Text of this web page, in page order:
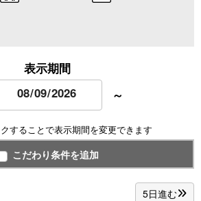
表示期間
～
することで表示期間を変更できます
こだわり条件を追加
5日進む